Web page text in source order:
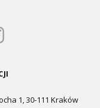
1, 30-111 Kraków